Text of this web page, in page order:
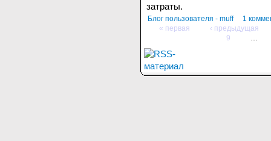
затраты.
Блог пользователя - muff
1
« первая
‹ предыдущая
9
…